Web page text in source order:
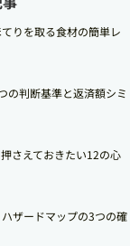
りを取る食材の簡単レ
の判断基準と返済額シミ
さえておきたい12の心
ザードマップの3つの確